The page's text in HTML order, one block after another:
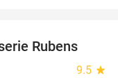
42%
Rubens
9.5 star